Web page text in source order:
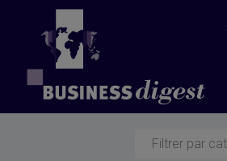
Filtrer par